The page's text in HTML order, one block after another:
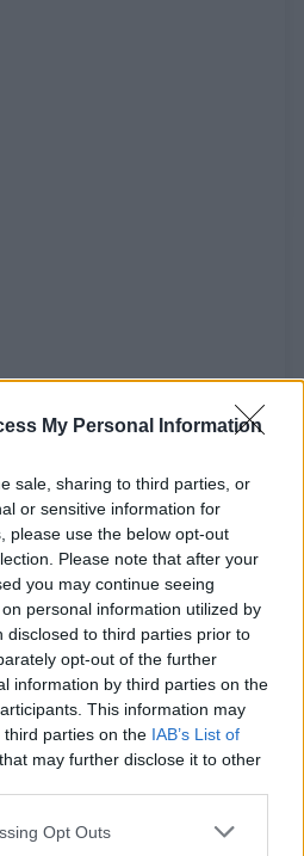
My Personal Information
sale, sharing to third parties, or
or sensitive information for
please use the below opt-out
Please note that after your
you may continue seeing
personal information utilized by
disclosed to third parties prior to
opt-out of the further
information by third parties on the
This information may
parties on the IAB’s List of
that may further disclose it to other
Opt Outs
varžybų
pasipriešinti
39:45 bei iškrito iš
Rodyti daugiau žymių
registruoti vartotojai.